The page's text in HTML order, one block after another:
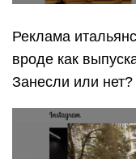
Реклама
вроде как
Занесли или нет?